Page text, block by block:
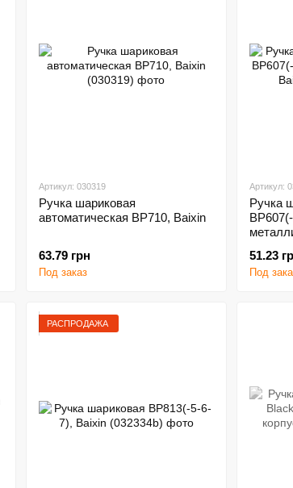
Артикул: 030319
Ручка шариковая
автоматическая ВР710, Вaixin
63.79 грн
Под заказ
Артикул:
Ручка
51.23
Под
РАСПРОДАЖА